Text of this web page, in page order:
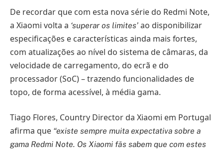
De recordar que com esta nova série do Redmi Note,
a Xiaomi volta a ‘superar os limites’ ao disponibilizar
especificações e características ainda mais fortes,
com atualizações ao nível do sistema de câmaras, da
velocidade de carregamento, do ecrã e do
processador (SoC) – trazendo funcionalidades de
topo, de forma acessível, à média gama.
Tiago Flores, Country Director da Xiaomi em Portugal
afirma que “existe sempre muita expectativa sobre a
gama Redmi Note. Os Xiaomi fãs sabem que com estes